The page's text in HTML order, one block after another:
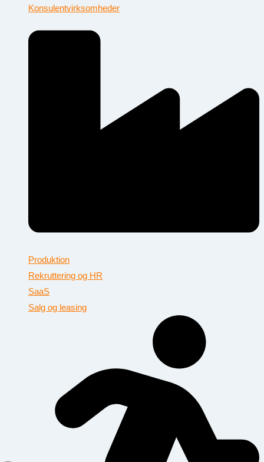
Konsulentvirksomheder
Produktion
Rekruttering og HR
SaaS
Salg og leasing